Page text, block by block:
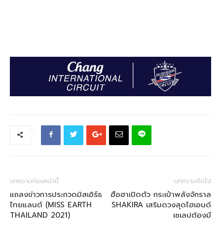
บทความก่อนหน้านี้
แถลงข่าวการประกวดมิสเอิร์ธ
ไทยแลนด์ (MISS EARTH
THAILAND 2021)
บทความถัดไป
ฮือฮาเปิดตัว กระเป๋าพลังจักราล
SHAKIRA เสริมดวงสุดไฮเอนด์
เซเลปต้องมี